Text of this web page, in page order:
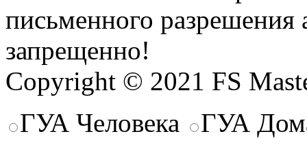
письменного разрешения
запрещенно!
Copyright © 2021 FS
ГУА Человека
ГУА